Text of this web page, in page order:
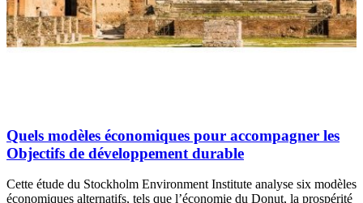
Quels modèles économiques pour accompagner les
Objectifs de développement durable
Cette étude du Stockholm Environment Institute analyse six modèles
économiques alternatifs, tels que l’économie du Donut, la prospérité